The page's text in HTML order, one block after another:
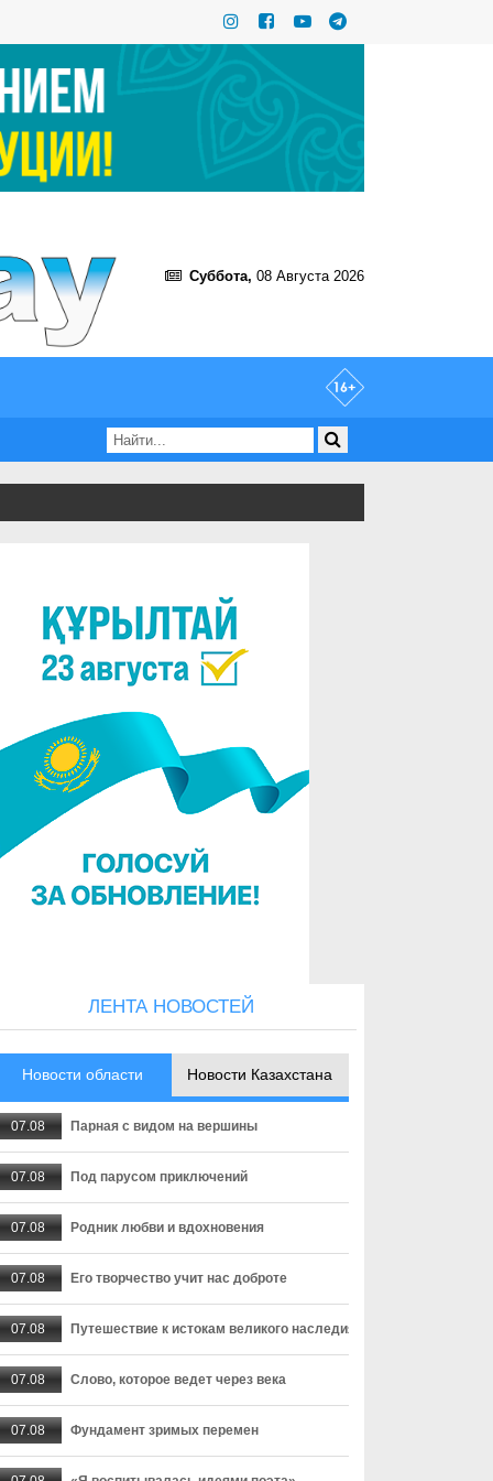
Суббота, 08 Августа 2026
ЛЕНТА НОВОСТЕЙ
Новости области Новости Казахстана
07.08 Парная с видом на вершины
07.08 Под парусом приключений
07.08 Родник любви и вдохновения
07.08 Его творчество учит нас доброте
07.08 Путешествие к истокам великого наследия
07.08 Слово, которое ведет через века
07.08 Фундамент зримых перемен